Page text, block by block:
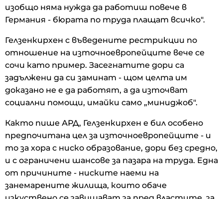
изобщо няма нужда да работиш повече в
Германия - бюрата по труда плащат всичко".
Гелзенкирхен с въведените рестрикции по
отношение на източноевропейците вече се
сочи като пример. Засегнатите дори са
задължени да си заминат - щом целта им
доказано не е да работят, а да източват
социални помощи, имайки само „миниджоб".
Както пише АРД, Гелзенкирхен е бил особено
предпочитана цел за източноевропейците - и
то за хора с ниско образование, дори без средно,
и с ограничени шансове за пазара на труда. Една
от причините - ниските наеми на
занемарените жилища, които обаче